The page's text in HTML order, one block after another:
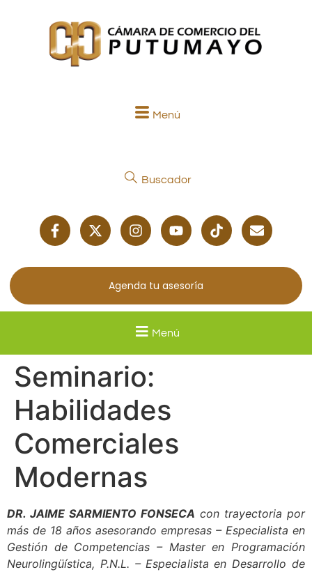
Menú
Buscador
Agenda tu asesoría
Menú
Seminario:
Habilidades
Comerciales
Modernas
DR. JAIME SARMIENTO FONSECA con trayectoria por
más de 18 años asesorando empresas – Especialista en
Gestión de Competencias – Master en Programación
Neurolingüística, P.N.L. – Especialista en Desarrollo de